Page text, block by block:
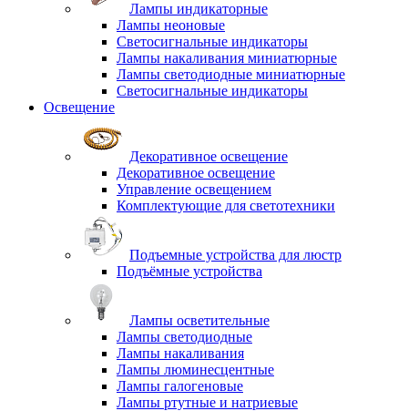
Лампы индикаторные
Лампы неоновые
Светосигнальные индикаторы
Лампы накаливания миниатюрные
Лампы светодиодные миниатюрные
Светосигнальные индикаторы
Освещение
Декоративное освещение
Декоративное освещение
Управление освещением
Комплектующие для светотехники
Подъемные устройства для люстр
Подъёмные устройства
Лампы осветительные
Лампы светодиодные
Лампы накаливания
Лампы люминесцентные
Лампы галогеновые
Лампы ртутные и натриевые